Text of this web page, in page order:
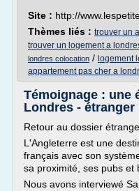
Site : http://
Thèmes liés : trouver un
trouver un logement a
londres colocation / logement
appartement pas cher a
Témoignage : une
Londres - étranger
Retour au dossier
L'Angleterre est une
français avec son
sa proximité, ses pubs et
Nous avons interviewé